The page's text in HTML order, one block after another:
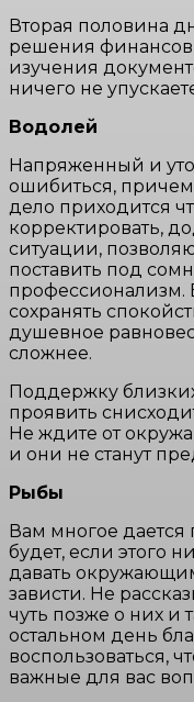
Вторая половина
решения
изучения
ничего не
Водолей
Напряженный и
ошибиться, причем
дело приходится
корректировать,
ситуации,
поставить под
профессионализм.
сохранять
душевное
сложнее.
Поддержку близких
проявить
Не ждите от
и они не станут
Рыбы
Вам многое
будет, если этого
давать
зависти. Не
чуть позже о них и
остальном день
воспользоваться,
важные для вас